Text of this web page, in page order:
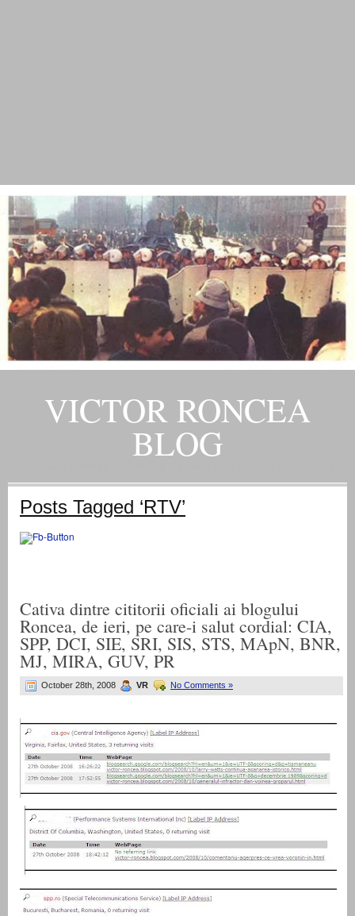
VICTOR RONCEA
BLOG
Posts Tagged ‘RTV’
Cativa dintre cititorii oficiali ai blogului
Roncea, de ieri, pe care-i salut cordial: CIA,
SPP, DCI, SIE, SRI, SIS, STS, MApN, BNR,
MJ, MIRA, GUV, PR
October 28th, 2008 VR No Comments »